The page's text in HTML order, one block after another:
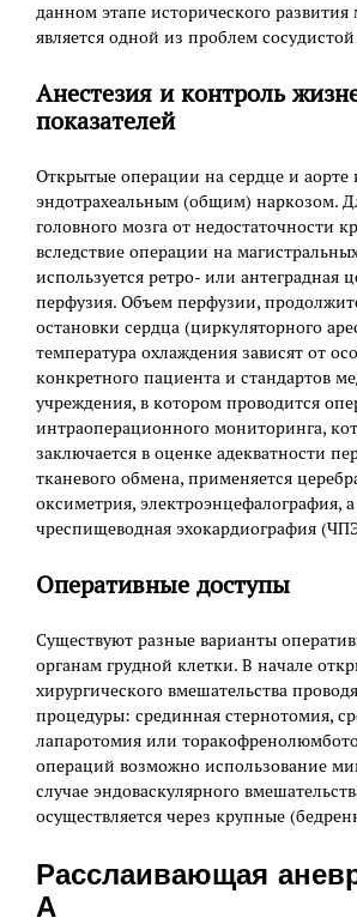
данном этапе исторического
является одной из проблем
Анестезия и контроль
показателей
Открытые операции на сердце и аорте
эндотрахеальным (общим) наркозом.
головного мозга от недостаточности
вследствие операции на
используется ретро- или антеградная
перфузия. Объем перфузии,
остановки сердца (циркуляторного
температура охлаждения зависят от
конкретного пациента и стандартов
учреждения, в котором проводится
интраоперационного мониторинга,
заключается в оценке адекватности
тканевого обмена, применяется
оксиметрия, электроэнцефалография,
чреспищеводная эхокардиография
Оперативные доступы
Существуют разные варианты
органам грудной клетки. В начале
хирургического вмешательства
процедуры: срединная стернотомия,
лапаротомия или
операций возможно использование
случае эндоваскулярного
осуществляется через крупные
Расслаивающая
А